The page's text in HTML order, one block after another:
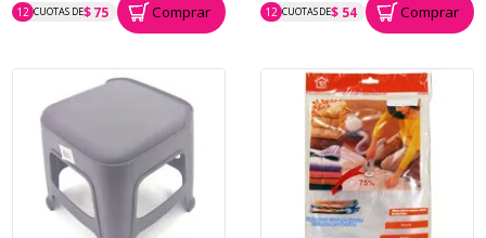
12 CUOTAS DE$ 75
P.T.F. $ 900 Comprar 12 CUOTAS DE$ 54
P.T.F. $ 643 Comprar